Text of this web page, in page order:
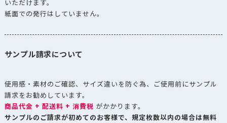
いただけます。
紙面での発行はしていません。
サンプル請求について
使用感・素材のご確認、サイズ違いを防ぐ為、ご使用前にサンプル
請求をお勧めしています。
商品代金 + 配送料 + 消費税 がかかります。
サンプルのご請求が初めてのお客様で、規定枚数以内の場合は無料